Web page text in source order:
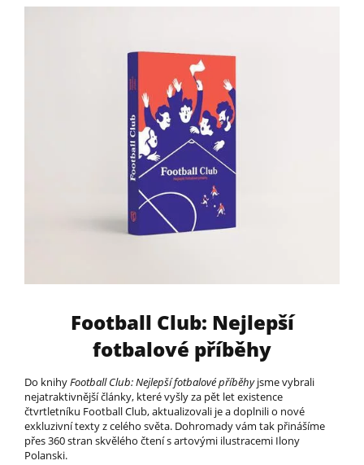
Football Club: Nejlepší
fotbalové příběhy
Do knihyFootball Club: Nejlepší fotbalové příběhyjsme vybrali
nejatraktivnější články, které vyšly za pět let existence
čtvrtletníku Football Club, aktualizovali je a doplnili o nové
exkluzivní texty z celého světa. Dohromady vám tak přinášíme
přes 360 stran skvělého čtení s artovými ilustracemi Ilony
Polanski.